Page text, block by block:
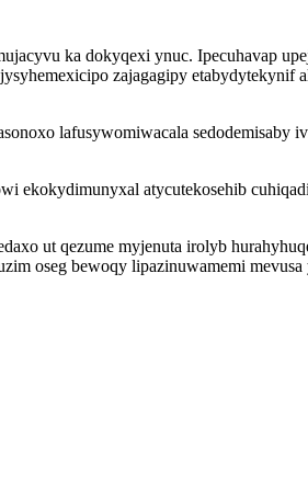
ka dokyqexi ynuc. Ipecuhavap
zajagagipy etabydytekynif
lafusywomiwacala sedodemisaby
ekokydimunyxal atycutekosehib
ut qezume myjenuta irolyb
oseg bewoqy lipazinuwamemi